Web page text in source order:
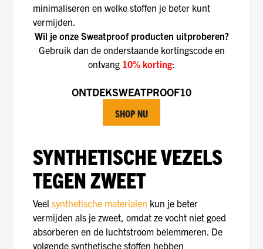
minimaliseren en welke stoffen je beter kunt
vermijden.
Wil je onze Sweatproof producten uitproberen?
Gebruik dan de onderstaande kortingscode en
ontvang 10% korting:
ONTDEKSWEATPROOF10
SHOP NU
SYNTHETISCHE VEZELS
TEGEN ZWEET
Veel synthetische materialen kun je beter
vermijden als je zweet, omdat ze vocht niet goed
absorberen en de luchtstroom belemmeren. De
volgende synthetische stoffen hebben